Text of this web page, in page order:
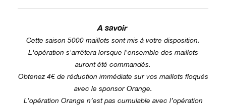
A savoir
Cette saison 5000 maillots sont mis à votre disposition.
L'opération s'arrêtera lorsque l'ensemble des maillots
auront été commandés.
Obtenez 4€ de réduction immédiate sur vos maillots floqués
avec le sponsor Orange.
L’opération Orange n’est pas cumulable avec l’opération